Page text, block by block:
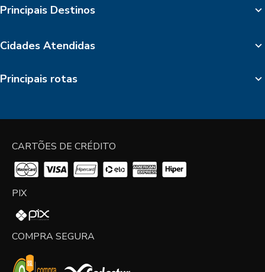
Principais Destinos
Cidades Atendidas
Principais rotas
CARTÕES DE CRÉDITO
PIX
COMPRA SEGURA